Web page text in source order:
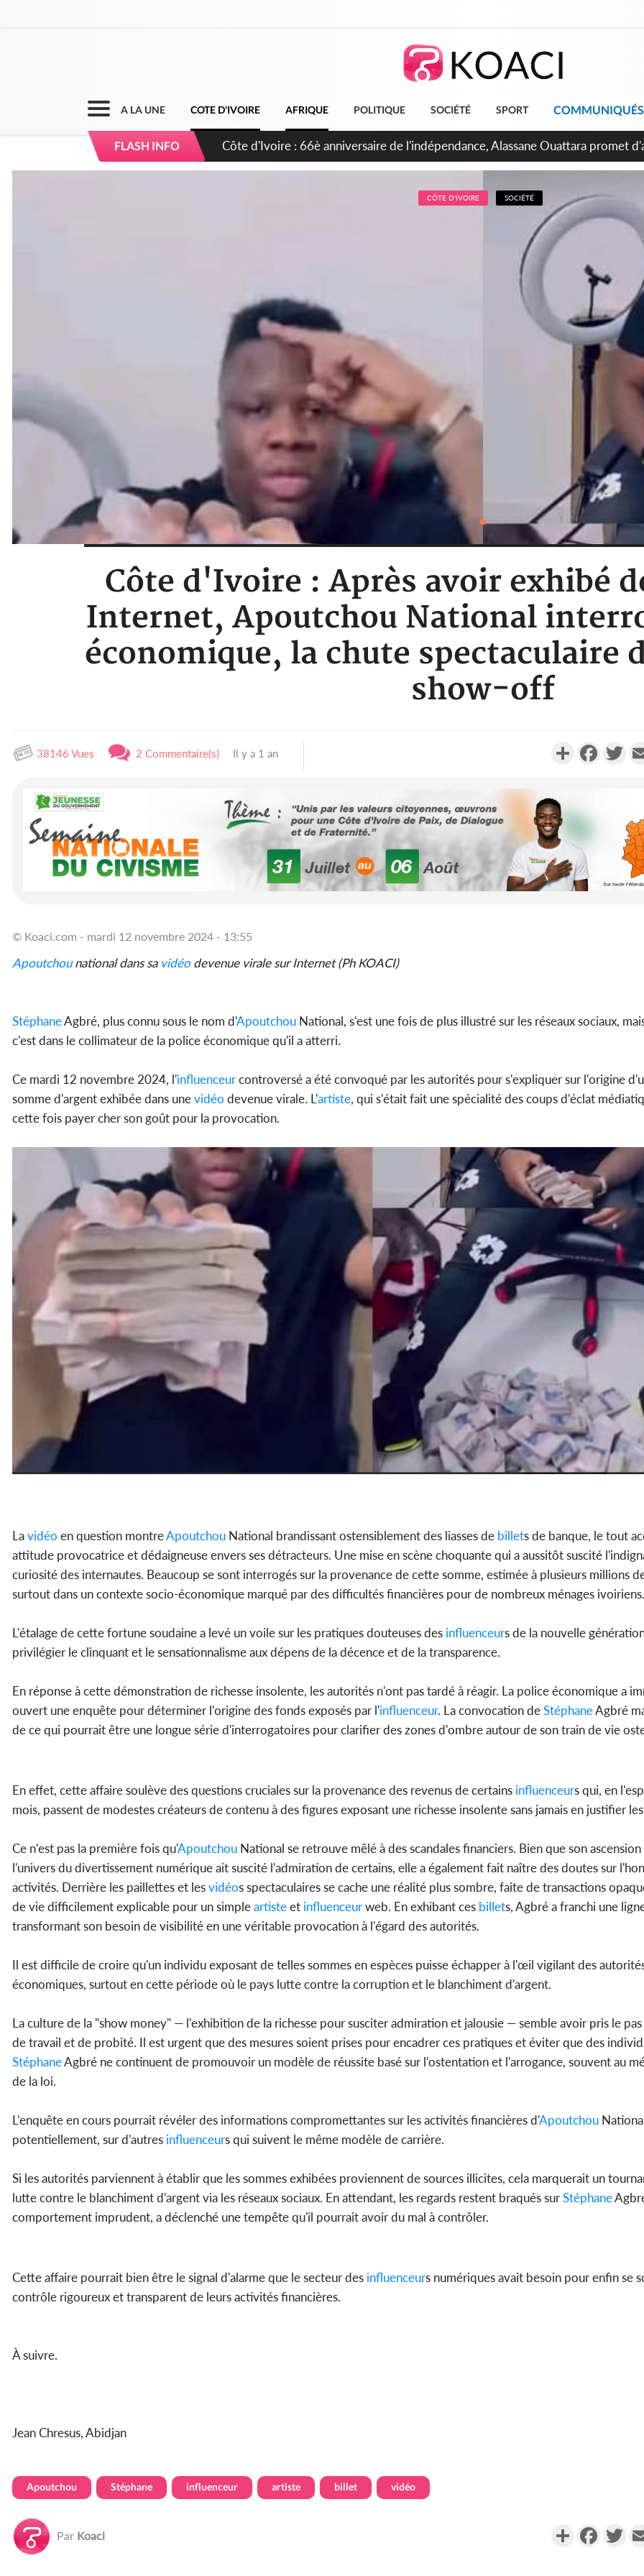
A LA UNE COTE D'IVOIRE AFRIQUE POLITIQUE SOCIÉTÉ SPORT COMMUNIQUÉS
FLASH INFO
Côte d'Ivoire : À Abidjan, Amadou Oury Bah admire le modèle ivoirien et veut
développement de la Guinée
CÔTE D'IVOIRE SOCIÉTÉ
Côte d'Ivoire : Après avoir exhibé
Internet, Apoutchou National
économique, la chute spectaculaire
show-off
38146 Vues 2 Commentaire(s) Il y a 1 an Partager
© Koaci.com - mardi 12 novembre 2024 - 13:55
Apoutchounational dans sa vidéodevenue virale sur Internet (Ph KOACI)
StéphaneAgbré, plus connu sous le nom d'Apoutchou National, s'est une fois de plus illustré sur les réseaux sociaux,
c'est dans le collimateur de la police économique qu'il a atterri.
Ce mardi 12 novembre 2024, l'influenceurcontroversé a été convoqué par les autorités pour s'expliquer sur l'origine
somme d'argent exhibée dans unevidéo devenue virale. L'artiste, qui s'était fait une spécialité des coups d'éclat
cette fois payer cher son goût pour la provocation.
Lavidéo en question montreApoutchou National brandissant ostensiblement des liasses de billets de banque, le tout
attitude provocatrice et dédaigneuse envers ses détracteurs. Une mise en scène choquante qui a aussitôt suscité
curiosité des internautes. Beaucoup se sont interrogés sur la provenance de cette somme, estimée à plusieurs millions
surtout dans un contexte socio-économique marqué par des difficultés financières pour de nombreux ménages ivoiriens.
L'étalage de cette fortune soudaine a levé un voile sur les pratiques douteuses des influenceurs de la nouvelle
privilégier le clinquant et le sensationnalisme aux dépens de la décence et de la transparence.
En réponse à cette démonstration de richesse insolente, les autorités n'ont pas tardé à réagir. La police économique a
ouvert une enquête pour déterminer l'origine des fonds exposés par l'influenceur. La convocation deStéphaneAgbré
de ce qui pourrait être une longue série d'interrogatoires pour clarifier des zones d'ombre autour de son train de vie
En effet, cette affaire soulève des questions cruciales sur la provenance des revenus de certains influenceurs qui, en
mois, passent de modestes créateurs de contenu à des figures exposant une richesse insolente sans jamais en justifier
Ce n'est pas la première fois qu'Apoutchou National se retrouve mêlé à des scandales financiers. Bien que son
l'univers du divertissement numérique ait suscité l'admiration de certains, elle a également fait naître des doutes sur
activités. Derrière les paillettes et lesvidéos spectaculaires se cache une réalité plus sombre, faite de transactions
de vie difficilement explicable pour un simpleartisteet influenceurweb. En exhibant ces billets, Agbré a franchi une
transformant son besoin de visibilité en une véritable provocation à l'égard des autorités.
Il est difficile de croire qu'un individu exposant de telles sommes en espèces puisse échapper à l'œil vigilant des
économiques, surtout en cette période où le pays lutte contre la corruption et le blanchiment d'argent.
La culture de la "show money" — l'exhibition de la richesse pour susciter admiration et jalousie — semble avoir pris le pas
de travail et de probité. Il est urgent que des mesures soient prises pour encadrer ces pratiques et éviter que des
StéphaneAgbré ne continuent de promouvoir un modèle de réussite basé sur l'ostentation et l'arrogance, souvent au
de la loi.
L'enquête en cours pourrait révéler des informations compromettantes sur les activités financières d'Apoutchou
potentiellement, sur d'autres influenceurs qui suivent le même modèle de carrière.
Si les autorités parviennent à établir que les sommes exhibées proviennent de sources illicites, cela marquerait un
lutte contre le blanchiment d'argent via les réseaux sociaux. En attendant, les regards restent braqués surStéphane
comportement imprudent, a déclenché une tempête qu'il pourrait avoir du mal à contrôler.
Cette affaire pourrait bien être le signal d'alarme que le secteur des influenceurs numériques avait besoin pour enfin se
contrôle rigoureux et transparent de leurs activités financières.
À suivre.
Jean Chresus, Abidjan
Apoutchou Stéphane influenceur artiste billet vidéo
Par Koaci Partager
Côte
la
conseiller